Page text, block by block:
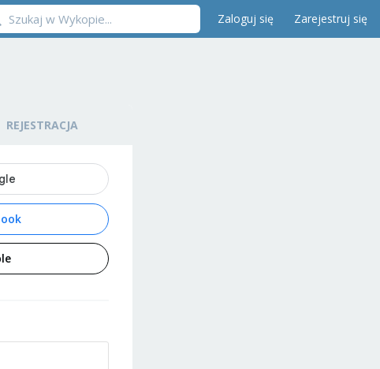
Zaloguj się Zarejestruj się
REJESTRACJA